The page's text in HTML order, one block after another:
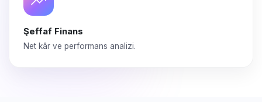
Şeffaf Finans
Net kâr ve performans analizi.